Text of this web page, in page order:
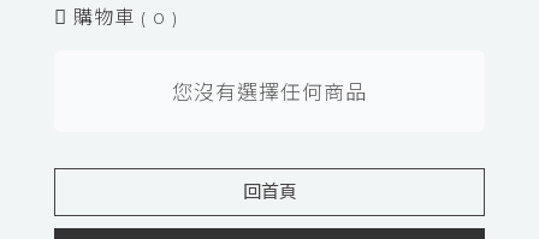
購物車 ( 0 )
您沒有選擇任何商品
回首頁